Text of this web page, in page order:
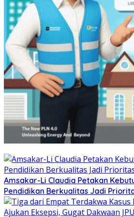
Amsakar-Li Claudia Petakan
Pendidikan Berkualitas Jadi